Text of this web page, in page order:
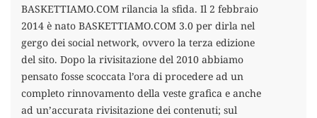
BASKETTIAMO.COM rilancia la sfida. Il 2 febbraio
2014 è nato BASKETTIAMO.COM 3.0 per dirla nel
gergo dei social network, ovvero la terza edizione
del sito. Dopo la rivisitazione del 2010 abbiamo
pensato fosse scoccata l’ora di procedere ad un
completo rinnovamento della veste grafica e anche
ad un’accurata rivisitazione dei contenuti; sul